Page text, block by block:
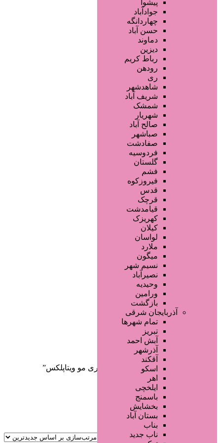
محصولات پوست
محصولات مو
خدمات دندانپزشکی
ماساژ و اسپا
خدمات لیزر و رفع موهای زائد
سایر خدمات
پیشوا
جوادآباد
چهاردانگه
حسن آباد
دماوند
دیزین
رباط کریم
رودهن
ری
شاهدشهر
شریف آباد
شمشک
شهریار
صالح آباد
صباشهر
صفادشت
فردوسیه
گلستان
فشم
فیروزکوه
قدس
قرچک
قیامدشت
کهریزک
کیلان
لواسان
ملارد
میگون
نسیم شهر
نصیرآباد
وحیدیه
ورامین
بازگشت
آذربایجان شرقی
تمام شهر‌ها
تبریز
آبش احمد
آذرشهر
آقکند
اسکو
اهر
ایلخچی
باسمنج
بخشایش
بستان آباد
بناب
ناب جدید
صفحه اصلی
آگهی انبوه
طراحی سایت
صفحه اختصاصی
لیست سایتهای تبلیغاتی
دسته‌بندی‌ها
/ محصولات برچسب خورده “اسپری مو ویتاپلکس”
جستجو پیشرفته